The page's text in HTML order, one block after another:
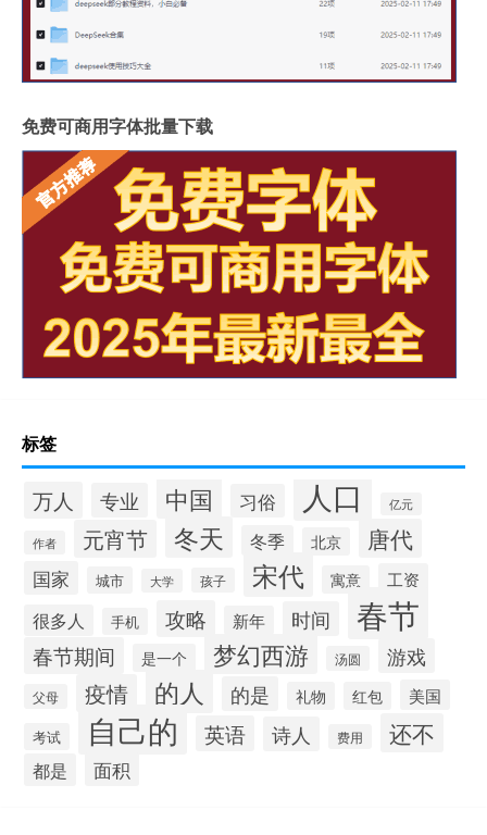
免费可商用字体批量下载
标签
万人 专业 中国 习俗 人口 亿元
作者 元宵节 冬天 冬季 北京 唐代
国家 城市 大学 孩子 宋代 寓意 工资
很多人 手机 攻略 新年 时间 春节
春节期间 是一个 梦幻西游 汤圆 游戏
父母 疫情 的人 的是 礼物 红包 美国
考试 自己的 英语 诗人 费用 还不
都是 面积